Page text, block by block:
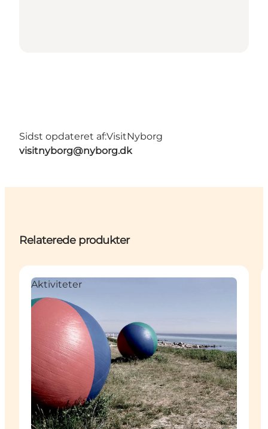
Sidst opdateret af:VisitNyborg
visitnyborg@nyborg.dk
Relaterede produkter
Aktiviteter